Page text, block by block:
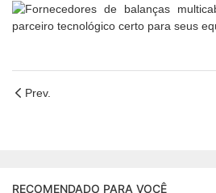
Prev.
RECOMENDADO PARA VOCÊ